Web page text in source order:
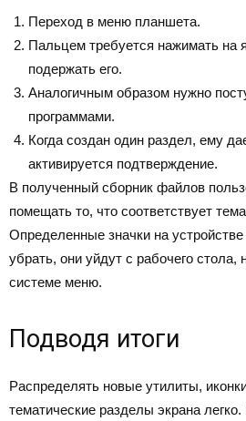
Переход в меню планшета.
Пальцем требуется нажимать на
подержать его.
Аналогичным образом нужно
программами.
Когда создан один раздел, ему
активируется подтверждение.
В полученный сборник файлов
помещать то, что соответствует
Определенные значки на
убрать, они уйдут с рабочего стола,
системе меню.
Подводя итоги
Распределять новые утилиты,
тематические разделы экрана